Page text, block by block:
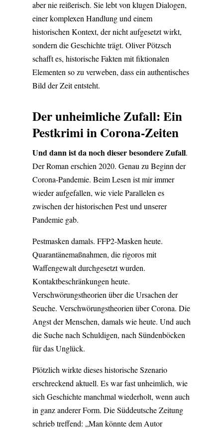
aber nie reißerisch. Sie lebt von klugen Dialogen,
einer komplexen Handlung und einem
historischen Kontext, der nicht aufgesetzt wirkt,
sondern die Geschichte trägt. Oliver Pötzsch
schafft es, historische Fakten mit fiktionalen
Elementen so zu verweben, dass ein authentisches
Bild der Zeit entsteht.
Der unheimliche Zufall: Ein
Pestkrimi in Corona-Zeiten
Und dann ist da noch dieser besondere Zufall.
Der Roman erschien 2020. Genau zu Beginn der
Corona-Pandemie. Beim Lesen ist mir immer
wieder aufgefallen, wie viele Parallelen es
zwischen der historischen Pest und unserer
Pandemie gab.
Pestmasken damals. FFP2-Masken heute.
Quarantänemaßnahmen, die rigoros mit
Waffengewalt durchgesetzt wurden.
Kontaktbeschränkungen heute.
Verschwörungstheorien über die Ursachen der
Seuche. Verschwörungstheorien über Corona. Die
Angst der Menschen, damals wie heute. Und auch
die Suche nach Schuldigen, nach Sündenböcken
für das Unglück.
Plötzlich wirkte dieses historische Szenario
erschreckend aktuell. Es war fast unheimlich, wie
sich Geschichte manchmal wiederholt, wenn auch
in ganz anderer Form. Die Süddeutsche Zeitung
schrieb treffend: „Man könnte dem Autor